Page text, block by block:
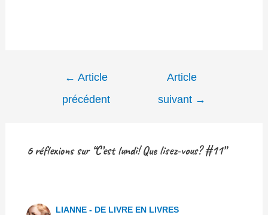
Navigation
← Article
précédent
Article
suivant →
6 réflexions sur “C’est lundi! Que lisez-vous? #11”
LIANNE - DE LIVRE EN LIVRES